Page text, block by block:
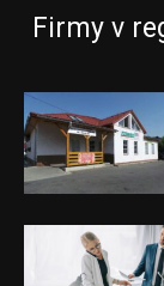
Firmy v